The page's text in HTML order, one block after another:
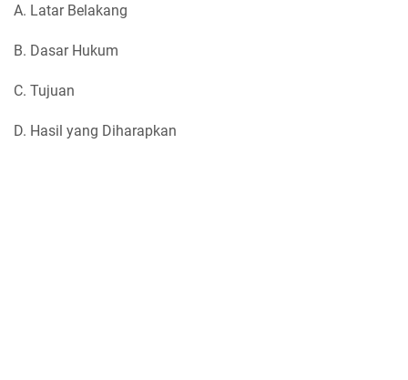
A. Latar Belakang
B. Dasar Hukum
C. Tujuan
D. Hasil yang Diharapkan